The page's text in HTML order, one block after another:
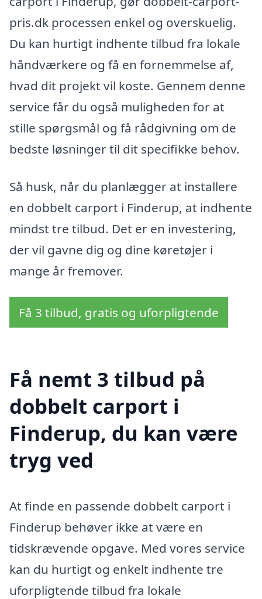
pris.dk processen enkel og overskuelig.
Du kan hurtigt indhente tilbud fra lokale
håndværkere og få en fornemmelse af,
hvad dit projekt vil koste. Gennem denne
service får du også muligheden for at
stille spørgsmål og få rådgivning om de
bedste løsninger til dit specifikke behov.
Så husk, når du planlægger at installere
en dobbelt carport i Finderup, at indhente
mindst tre tilbud. Det er en investering,
der vil gavne dig og dine køretøjer i
mange år fremover.
Få 3 tilbud, gratis og uforpligtende
Få nemt 3 tilbud på
dobbelt carport i
Finderup, du kan være
tryg ved
At finde en passende dobbelt carport i
Finderup behøver ikke at være en
tidskrævende opgave. Med vores service
kan du hurtigt og enkelt indhente tre
uforpligtende tilbud fra lokale